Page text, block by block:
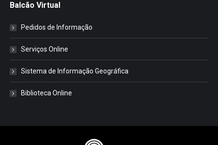
Balcão Virtual
Pedidos de Informação
Serviços Online
Sistema de Informação Geográfica
Biblioteca Online